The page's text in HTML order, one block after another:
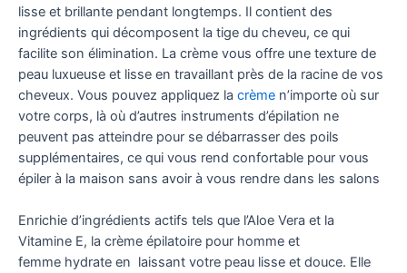
lisse et brillante pendant longtemps. Il contient des
ingrédients qui décomposent la tige du cheveu, ce qui
facilite son élimination. La crème vous offre une texture de
peau luxueuse et lisse en travaillant près de la racine de vos
cheveux. Vous pouvez appliquez la crème n’importe où sur
votre corps, là où d’autres instruments d’épilation ne
peuvent pas atteindre pour se débarrasser des poils
supplémentaires, ce qui vous rend confortable pour vous
épiler à la maison sans avoir à vous rendre dans les salons
Enrichie d’ingrédients actifs tels que l’Aloe Vera et la
Vitamine E, la crème épilatoire pour homme et
femme hydrate en laissant votre peau lisse et douce. Elle